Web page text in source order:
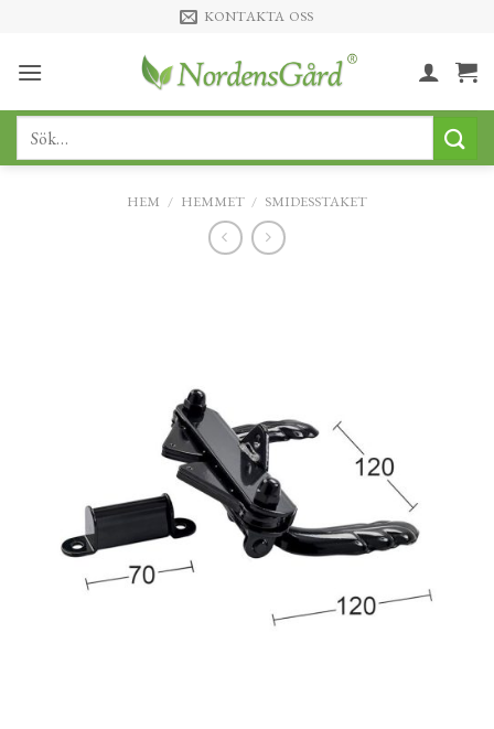
content
KONTAKTA OSS
Sök
HEM / HEMMET / SMIDESSTAKET